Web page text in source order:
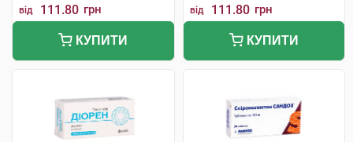
від 111.80 грн
КУПИТИ
від 111.80 грн
КУПИТИ